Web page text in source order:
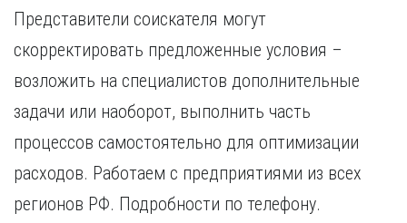
Представители соискателя могут
скорректировать предложенные условия –
возложить на специалистов дополнительные
задачи или наоборот, выполнить часть
процессов самостоятельно для оптимизации
расходов. Работаем с предприятиями из всех
регионов РФ. Подробности по телефону.